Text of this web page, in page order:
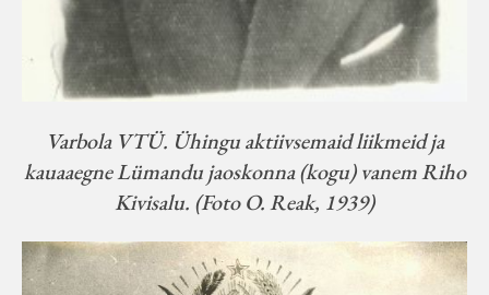
Varbola VTÜ. Ühingu aktiivsemaid liikmeid ja
kauaaegne Lümandu jaoskonna (kogu) vanem Riho
Kivisalu. (Foto O. Reak, 1939)